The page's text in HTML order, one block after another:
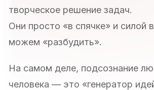
творческое решение задач.
Они просто «в спячке» и силой
можем «разбудить».
На самом деле, подсознание
человека — это «генератор